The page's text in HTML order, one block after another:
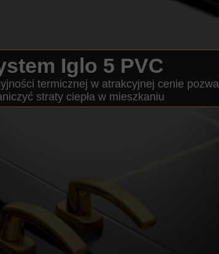
Iglo 5 PVC
termicznej w atrakcyjnej cenie
straty ciepła w mieszkaniu